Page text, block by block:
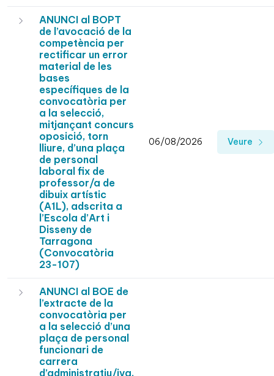
ANUNCI al BOPT
de l’avocació de la
competència per
rectificar un error
material de les
bases
específiques de la
convocatòria per
a la selecció,
mitjançant concurs
oposició, torn
lliure, d’una plaça
de personal
laboral fix de
professor/a de
dibuix artístic
(A1L), adscrita a
l’Escola d’Art i
Disseny de
Tarragona
(Convocatòria
23-107)
06/08/2026 Veure
ANUNCI al BOE de
l’extracte de la
convocatòria per
a la selecció d’una
plaça de personal
funcionari de
carrera
d’administratiu/iva,